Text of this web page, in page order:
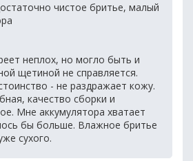
чистое бритье, малый
неплох, но могло быть и
щетиной не справляется.
- не раздражает кожу.
качество сборки и
Мне аккумулятора хватает
бы больше. Влажное бритье
сухого.